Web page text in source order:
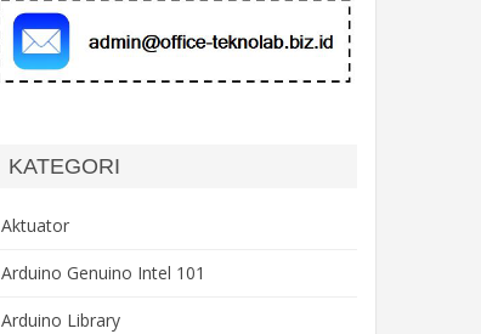
KATEGORI
Aktuator
Arduino Genuino Intel 101
Arduino Library